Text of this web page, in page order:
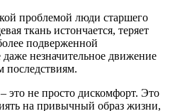
проблемой люди старшего
ткань истончается, теряет
подверженной
незначительное движение
последствиям.
это не просто дискомфорт. Это
на привычный образ жизни,